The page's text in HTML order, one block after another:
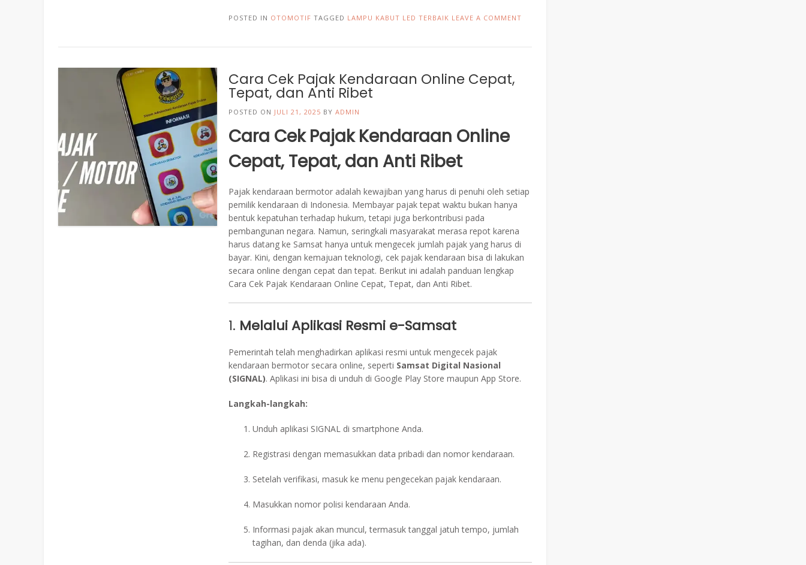
POSTED IN OTOMOTIF TAGGED LAMPU KABUT LED TERBAIK LEAVE A COMMENT
Cara Cek Pajak Kendaraan Online Cepat,
Tepat, dan Anti Ribet
POSTED ON JULI 21, 2025 BYADMIN
Cara Cek Pajak Kendaraan Online
Cepat, Tepat, dan Anti Ribet
Pajak kendaraan bermotor adalah kewajiban yang harus di penuhi oleh setiap
pemilik kendaraan di Indonesia. Membayar pajak tepat waktu bukan hanya
bentuk kepatuhan terhadap hukum, tetapi juga berkontribusi pada
pembangunan negara. Namun, seringkali masyarakat merasa repot karena
harus datang ke Samsat hanya untuk mengecek jumlah pajak yang harus di
bayar. Kini, dengan kemajuan teknologi, cek pajak kendaraan bisa di lakukan
secara online dengan cepat dan tepat. Berikut ini adalah panduan lengkap
Cara Cek Pajak Kendaraan Online Cepat, Tepat, dan Anti Ribet.
1. Melalui Aplikasi Resmi e-Samsat
Pemerintah telah menghadirkan aplikasi resmi untuk mengecek pajak
kendaraan bermotor secara online, seperti Samsat Digital Nasional
(SIGNAL). Aplikasi ini bisa di unduh di Google Play Store maupun App Store.
Langkah-langkah:
Unduh aplikasi SIGNAL di smartphone Anda.
Registrasi dengan memasukkan data pribadi dan nomor kendaraan.
Setelah verifikasi, masuk ke menu pengecekan pajak kendaraan.
Masukkan nomor polisi kendaraan Anda.
Informasi pajak akan muncul, termasuk tanggal jatuh tempo, jumlah
tagihan, dan denda (jika ada).